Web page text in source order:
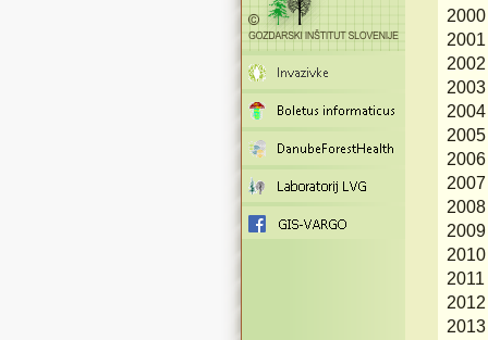
2000
2001
2002
2003
2004
2005
2006
2007
2008
2009
2010
2011
2012
2013